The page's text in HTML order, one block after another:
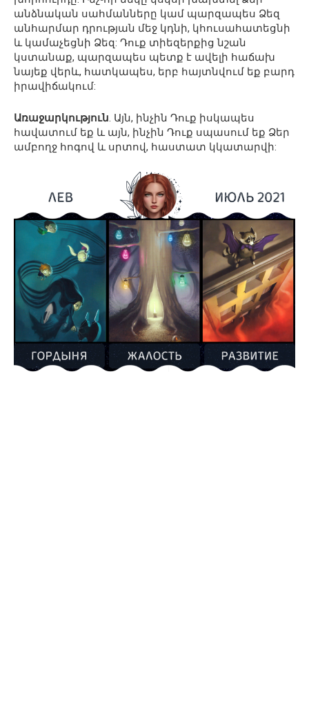
անձնական սահմանները կամ պարզապես Ձեզ
անհարմար դրության մեջ կդնի, կհուսահատեցնի
և կամաչեցնի Ձեզ: Դուք տիեզերքից նշան
կստանաք, պարզապես պետք է ավելի հաճախ
նայեք վերև, հատկապես, երբ հայտնվում եք բարդ
իրավիճակում:
Առաջարկություն. Այն, ինչին Դուք իսկապես
հավատում եք և այն, ինչին Դուք սպասում եք Ձեր
ամբողջ հոգով և սրտով, հաստատ կկատարվի: